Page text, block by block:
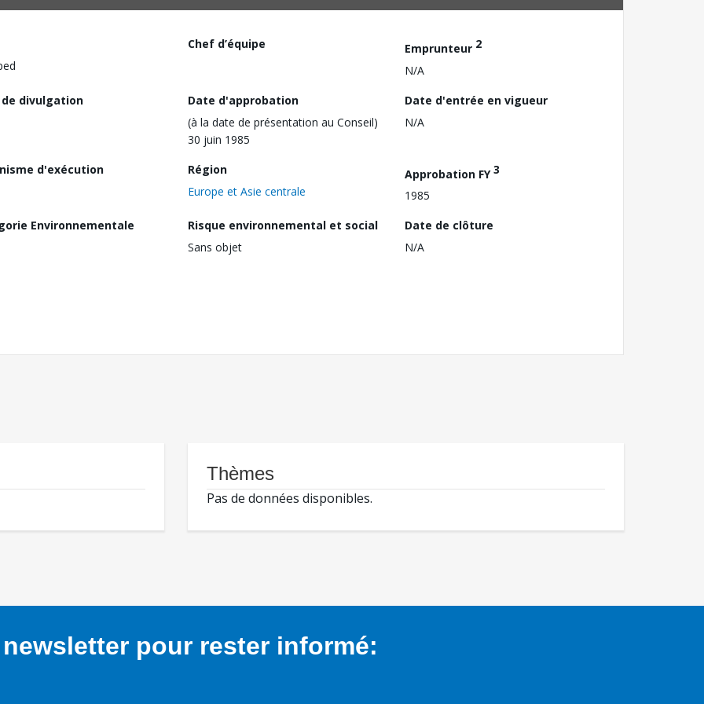
Chef d’équipe Emprunteur 2
N/A
divulgation
Date d'approbation
(à la date de présentation au Conseil)
30 juin 1985
Date d'entrée en vigueur
N/A
d'exécution
Région
Europe et Asie centrale
Approbation FY3
1985
Environnementale
Risque environnemental et social
Sans objet
Date de clôture
N/A
Thèmes
Pas de données disponibles.
pour rester informé: